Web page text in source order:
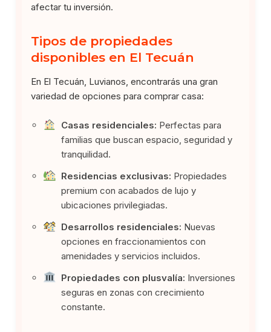
afectar tu inversión.
Tipos de propiedades
disponibles en El Tecuán
En El Tecuán, Luvianos, encontrarás una gran
variedad de opciones para comprar casa:
Casas residenciales: Perfectas para
familias que buscan espacio, seguridad y
tranquilidad.
Residencias exclusivas: Propiedades
premium con acabados de lujo y
ubicaciones privilegiadas.
Desarrollos residenciales: Nuevas
opciones en fraccionamientos con
amenidades y servicios incluidos.
Propiedades con plusvalía: Inversiones
seguras en zonas con crecimiento
constante.